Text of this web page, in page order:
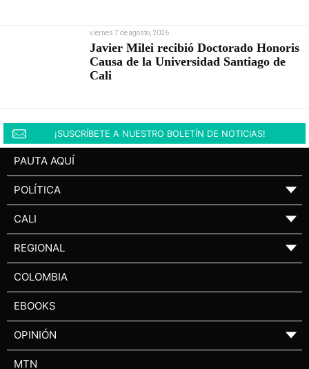
viernes 7 de agosto, 2026
Javier Milei recibió Doctorado Honoris
Causa de la Universidad Santiago de
Cali
¡SUSCRÍBETE A NUESTRO BOLETÍN DE NOTICIAS!
PAUTA AQUÍ
POLÍTICA ▼
CALI ▼
REGIONAL ▼
COLOMBIA
EBOOKS
OPINIÓN ▼
MTN